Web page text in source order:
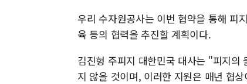
우리 수자원공사는 이번 협약을 통해 피
육 등의 협력을 추진할 계획이다.
김진형 주피지 대한민국 대사는 "피지의
지 않을 것이며, 이러한 지원은 매년 협